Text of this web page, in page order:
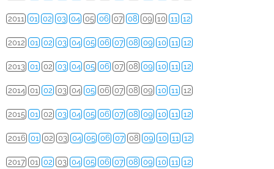
2011 01 02 03 04 05 06 07 08 09 10 11 12
2012 01 02 03 04 05 06 07 08 09 10 11 12
2013 01 02 03 04 05 06 07 08 09 10 11 12
2014 01 02 03 04 05 06 07 08 09 10 11 12
2015 01 02 03 04 05 06 07 08 09 10 11 12
2016 01 02 03 04 05 06 07 08 09 10 11 12
2017 01 02 03 04 05 06 07 08 09 10 11 12